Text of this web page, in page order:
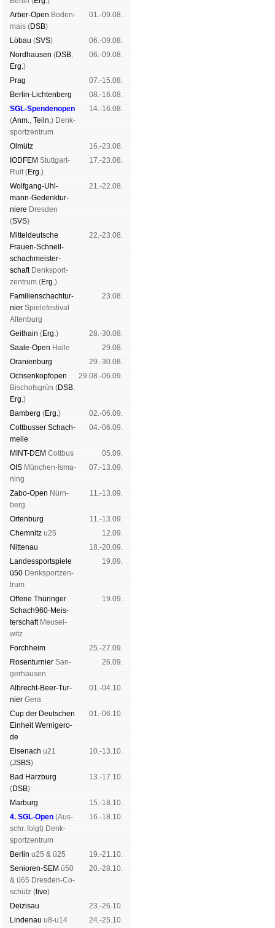
Arber-Open Boden­
mais (DSB)
01.-09.08.
Lö­bau (SVS)
06.-09.08.
Nord­hau­sen (DSB,
Erg.)
06.-09.08.
Prag
07.-15.08.
Berlin-Lich­ten­berg
08.-16.08.
SGL-Spenden­open
(Anm., Teiln.) Denk­
sport­zen­trum
14.-16.08.
Ol­mütz
16.-23.08.
IODFEM Stutt­gart-
Ruit (Erg.)
17.-23.08.
Wolf­gang-Uhl­
mann-Ge­denk­tur­
niere Dres­den
(SVS)
21.-22.08.
Mit­tel­deu­tsche
Frauen-Schnell­
schach­meis­ter­
schaftDenk­sport­
zen­trum (Erg.)
22.-23.08.
Familien­schach­tur­
nier Spiele­fes­ti­val
Al­ten­burg
23.08.
Geit­hain (Erg.)
28.-30.08.
Saale-Open Halle
29.08.
Oranien­burg
29.-30.08.
Och­sen­kopf­open
Bischofs­grün (DSB,
Erg.)
29.08.-06.09.
Bam­berg (Erg.)
02.-06.09.
Cott­busser Schach­
meile
04.-06.09.
MINT-DEM Cott­bus
05.09.
OIS Mün­chen-Is­ma­
ning
07.-13.09.
Zabo-Open Nürn­
berg
11.-13.09.
Orten­burg
11.-13.09.
Chem­nitz u25
12.09.
Nitte­nau
18.-20.09.
Landes­sport­spiele
ü50 Denk­sport­zen­
trum
19.09.
Offene Thü­rin­ger
Schach960-Meis­
ter­schaftMeu­sel­
witz
19.09.
Forch­heim
25.-27.09.
Rosen­tur­nier San­
ger­hau­sen
26.09.
Albrecht-Beer-Tur­
nier Ge­ra
01.-04.10.
Cup der Deut­schen
Ein­heit Wer­ni­ge­ro­
de
01.-06.10.
Eise­nach u21
(JSBS)
10.-13.10.
Bad Harz­burg
(DSB)
13.-17.10.
Mar­burg
15.-18.10.
4. SGL-Open (Aus­
schr. folgt) Denk­
sport­zen­trum
16.-18.10.
Ber­lin u25 & ü25
19.-21.10.
Senioren-SEM ü50
& ü65 Dres­den-Co­
schütz ( live)
20.-28.10.
Dei­zi­sau
23.-26.10.
Lin­de­nau u8-u14
24.-25.10.